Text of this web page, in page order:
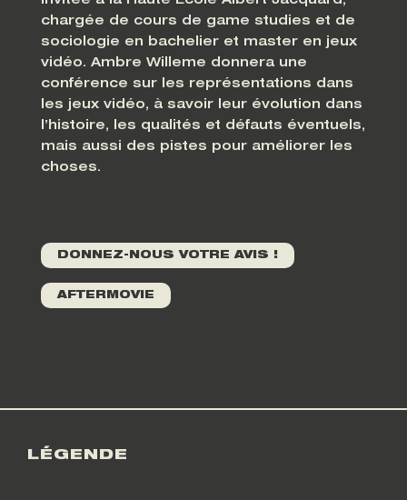
chargée de cours de game studies et de
sociologie en bachelier et master en jeux
vidéo. Ambre Willeme donnera une
conférence sur les représentations dans
les jeux vidéo, à savoir leur évolution dans
l’histoire, les qualités et défauts éventuels,
mais aussi des pistes pour améliorer les
choses.
DONNEZ-NOUS VOTRE AVIS !
AFTERMOVIE
LÉGENDE